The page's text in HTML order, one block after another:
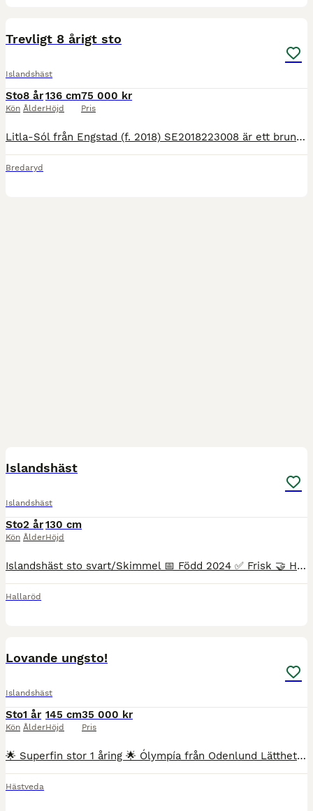
Trevligt 8 årigt sto
Islandshäst
Sto
Kön
8 år
Ålder
136 cm
Höjd
75 000 kr
Pris
Litla-Sól från Engstad (f. 2018) SE2018223008 är ett brunt islandssto efter Hósías fra Engholm undan Smætla frá Mosfellsbæ. Ca 136-137 cm i mankhöjd. Hon är inriden i våras och har visat fina gångarte
Bredaryd
Islandshäst
Islandshäst
Sto
Kön
2 år
Ålder
130 cm
Höjd
Islandshäst sto svart/Skimmel 📅 Född 2024 ✅ Frisk 🤝 Hanterad, social och framåt 🐴 Trevligt temperament går på lösdrift idag och fungerar bra i flock. Ingen fång eller eksem.
Hallaröd
Lovande ungsto!
Islandshäst
Sto
Kön
1 år
Ålder
145 cm
Höjd
35 000 kr
Pris
🌟 Superfin stor 1 åring 🌟 Ólympía från Odenlund Lätthet i steget, redan väldigt stor för sin ålder! lär hamna på runt 142-145 som vuxen skulle jag tippa på minst. ———————————————————————- U: Só
Hästveda